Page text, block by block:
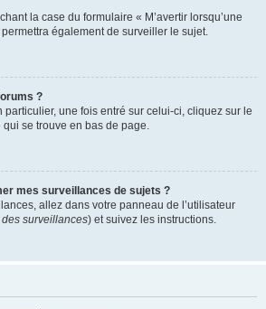
la case du formulaire « M’avertir lorsqu’une
également de surveiller le sujet.
?
particulier, une fois entré sur celui-ci, cliquez sur le
qui se trouve en bas de page.
mes surveillances de sujets ?
allez dans votre panneau de l’utilisateur
surveillances) et suivez les instructions.